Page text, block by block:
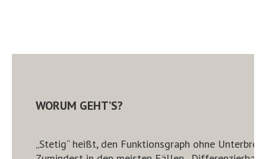
WORUM GEHT’S?
„Stetig“ heißt, den Funktionsgraph ohne